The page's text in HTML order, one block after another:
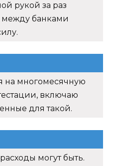
рукой за раз
между банками
на многомесячную
включаю
для такой.
могут быть.